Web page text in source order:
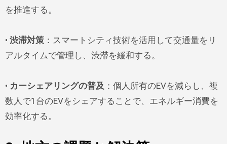
を推進する。
• 渋滞対策：スマートシティ技術を活用して交通量をリ
アルタイムで管理し、渋滞を緩和する。
• カーシェアリングの普及 ：個人所有のEVを減らし、複
数人で1台のEVをシェアすることで、エネルギー消費を
効率化する。